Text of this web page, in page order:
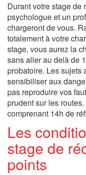
Durant votre stage de
psychologue et un
chargeront de vous.
totalement à votre
stage, vous aurez la
sans aller au delà de
probatoire. Les sujets
sensibiliser aux
pas reproduire vos
prudent sur les
comprenant 14h de
Les
stage de
points